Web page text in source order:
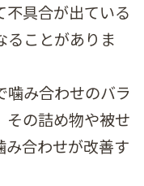
不具合が出ている
ることがありま
噛み合わせのバラ
その詰め物や被せ
合わせが改善す